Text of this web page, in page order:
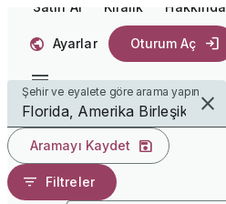
Satın Al Kiralık Hakkında
Ayarlar Oturum Aç
Şehir ve eyalete göre arama yapın
Aramayı Kaydet
Filtreler